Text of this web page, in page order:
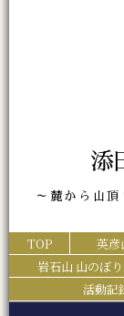
添
～麓から山
TOP 英彦
岩石山 山のぼ
活動記